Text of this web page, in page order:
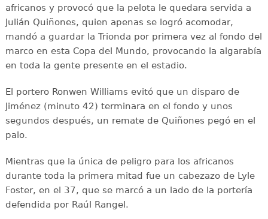
africanos y provocó que la pelota le quedara servida a
Julián Quiñones, quien apenas se logró acomodar,
mandó a guardar la Trionda por primera vez al fondo del
marco en esta Copa del Mundo, provocando la algarabía
en toda la gente presente en el estadio.
El portero Ronwen Williams evitó que un disparo de
Jiménez (minuto 42) terminara en el fondo y unos
segundos después, un remate de Quiñones pegó en el
palo.
Mientras que la única de peligro para los africanos
durante toda la primera mitad fue un cabezazo de Lyle
Foster, en el 37, que se marcó a un lado de la portería
defendida por Raúl Rangel.